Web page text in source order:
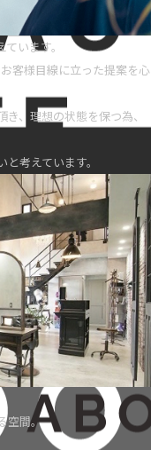
います。
客様目線に立った提案を心
、理想の状態を保つ為、
考えています。
空間。